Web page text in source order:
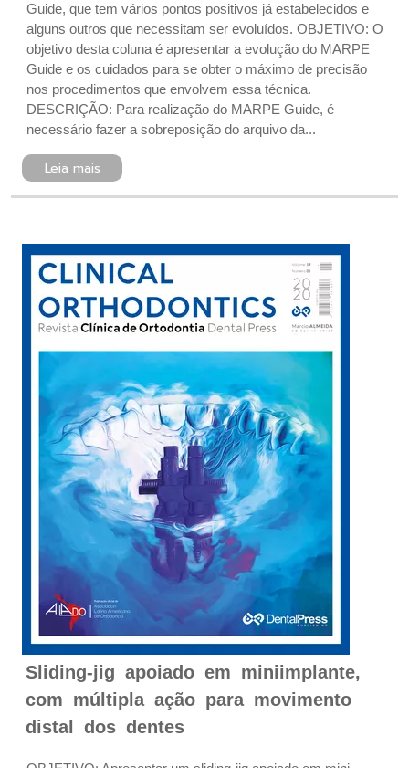
Guide, que tem vários pontos positivos já estabelecidos e
alguns outros que necessitam ser evoluídos. OBJETIVO: O
objetivo desta coluna é apresentar a evolução do MARPE
Guide e os cuidados para se obter o máximo de precisão
nos procedimentos que envolvem essa técnica.
DESCRIÇÃO: Para realização do MARPE Guide, é
necessário fazer a sobreposição do arquivo da...
Leia mais
Sliding-jig apoiado em miniimplante,
com múltipla ação para movimento
distal dos dentes